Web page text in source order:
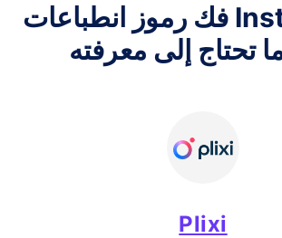
فك رموز انطباعات Instagram :
تحتاج إلى معرفته
Plixi